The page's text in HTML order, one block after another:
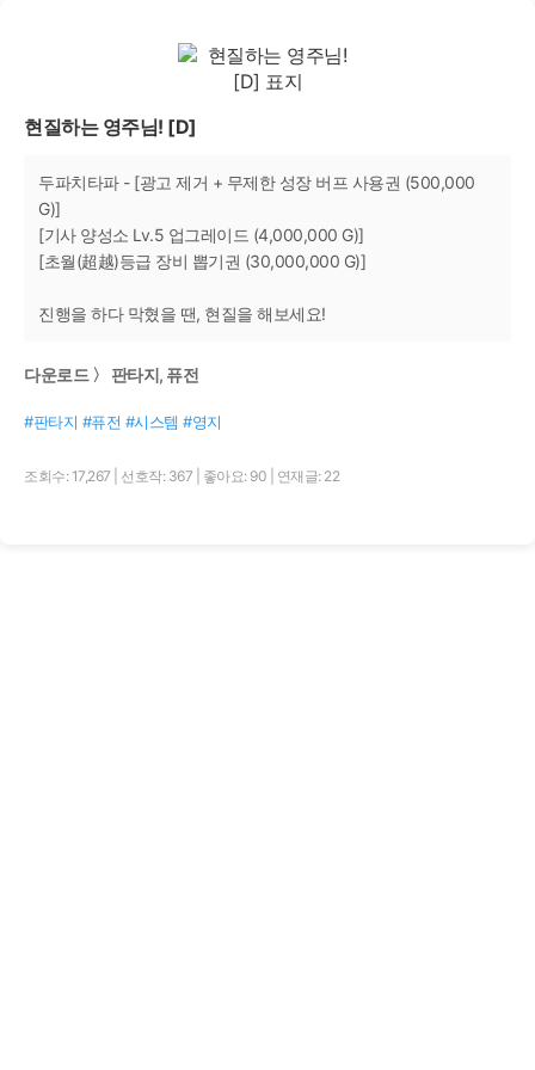
현질하는 영주님! [D]
두파치타파 - [광고 제거 + 무제한 성장 버프 사용권 (500,000
G)]
[기사 양성소 Lv.5 업그레이드 (4,000,000 G)]
[초월(超越)등급 장비 뽑기권 (30,000,000 G)]
진행을 하다 막혔을 땐, 현질을 해보세요!
다운로드 〉 판타지, 퓨전
#판타지 #퓨전 #시스템 #영지
조회수: 17,267 선호작: 367 좋아요: 90 연재글: 22